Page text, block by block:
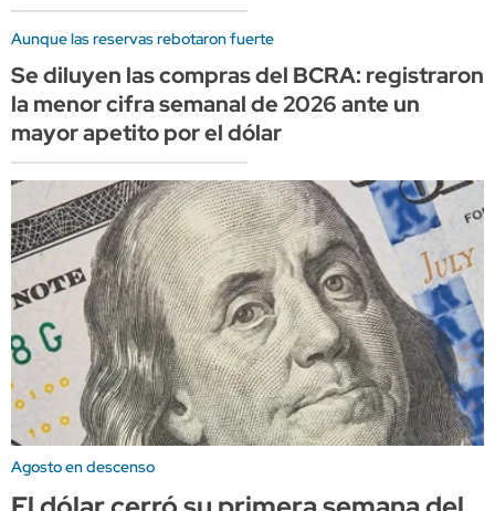
Aunque las reservas rebotaron fuerte
Se diluyen las compras del BCRA: registraron
la menor cifra semanal de 2026 ante un
mayor apetito por el dólar
Agosto en descenso